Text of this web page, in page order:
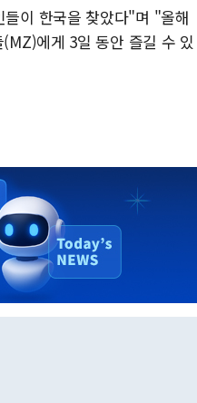
이 한국을 찾았다"며 "올해
에게 3일 동안 즐길 수 있